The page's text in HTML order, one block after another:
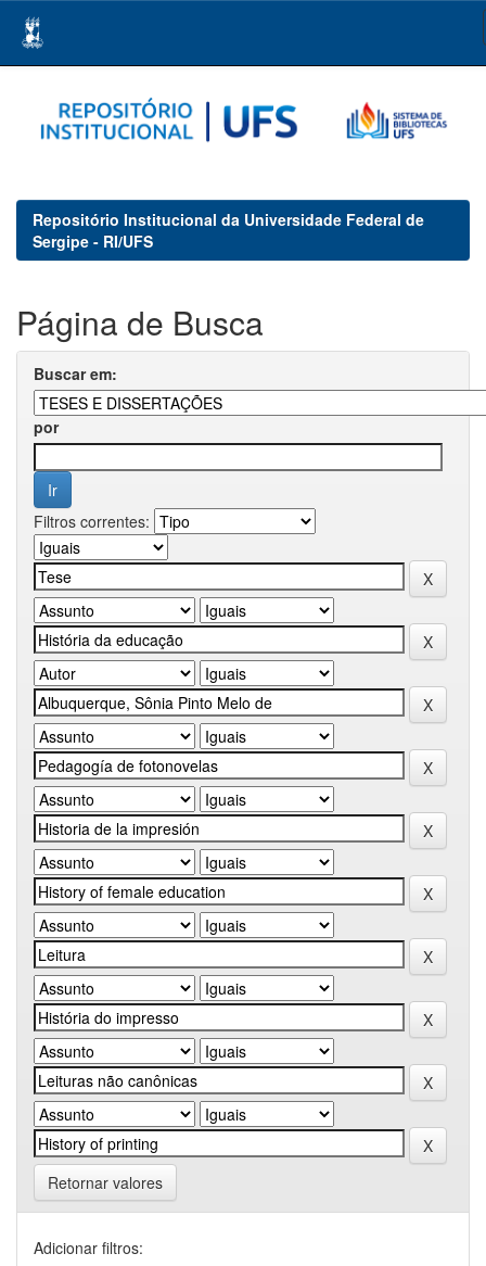
navigation
Repositório Institucional da Universidade Federal de
Sergipe - RI/UFS
Página de Busca
Buscar em:
por
Filtros correntes:
Retornar valores
Adicionar filtros: